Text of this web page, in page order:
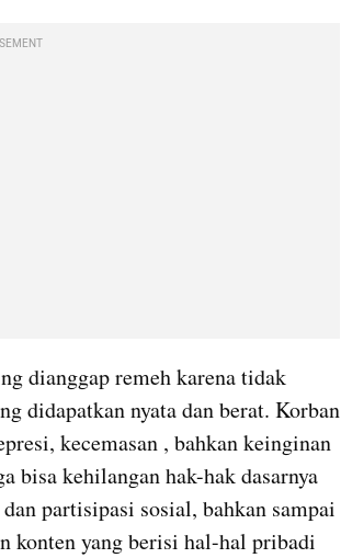
dianggap remeh karena tidak
didapatkan nyata dan berat. Korban
kecemasan , bahkan keinginan
bisa kehilangan hak-hak dasarnya
partisipasi sosial, bahkan sampai
konten yang berisi hal-hal pribadi